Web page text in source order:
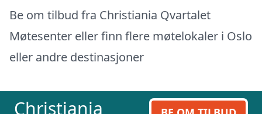
Be om tilbud fra Christiania Qvartalet
Møtesenter eller finn flere møtelokaler i Oslo
eller andre destinasjoner
Christiania
Få gratis
bookinghjelp, send
oss din forespørsel!
stedet til ditt neste møte, konferanse
eller event. Vi er klare til å hjelpe deg,